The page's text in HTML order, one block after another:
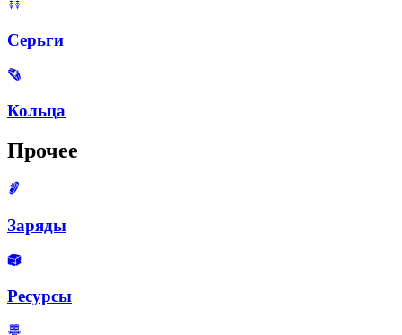
Серьги
Кольца
Прочее
Заряды
Ресурсы